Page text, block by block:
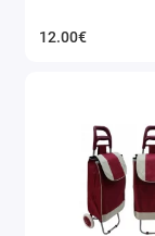
12.00€